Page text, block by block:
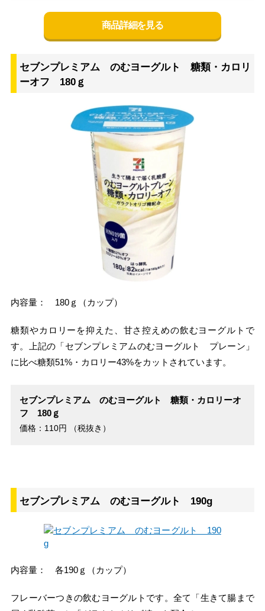
商品詳細を見る
セブンプレミアム のむヨーグルト 糖類・カロリ
ーオフ 180ｇ
内容量： 180ｇ（カップ）
糖類やカロリーを抑えた、甘さ控えめの飲むヨーグルトで
す。上記の「セブンプレミアムのむヨーグルト プレーン」
に比べ糖類51%・カロリー43%をカットされています。
セブンプレミアム のむヨーグルト 糖類・カロリーオ
フ 180ｇ
価格：110円 （税抜き）
セブンプレミアム のむヨーグルト 190g
内容量： 各190ｇ（カップ）
フレーバーつきの飲むヨーグルトです。全て「生きて腸まで